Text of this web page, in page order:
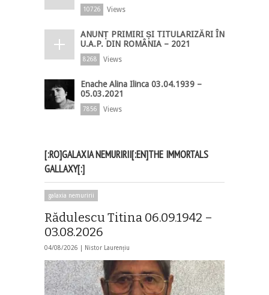
10726 Views
ANUNȚ PRIMIRI ȘI TITULARIZĂRI ÎN
U.A.P. DIN ROMÂNIA – 2021
8268 Views
Enache Alina Ilinca 03.04.1939 –
05.03.2021
7856 Views
[:RO]GALAXIA NEMURIRII[:EN]THE IMMORTALS
GALLAXY[:]
galaxia nemuririi
Rădulescu Titina 06.09.1942 –
03.08.2026
04/08/2026 | Nistor Laurențiu